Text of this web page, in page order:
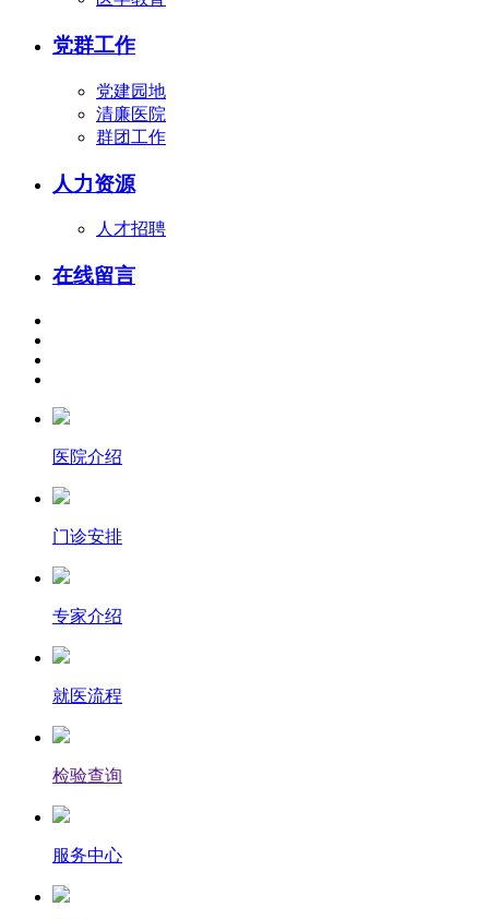
党群工作
党建园地
清廉医院
群团工作
人力资源
人才招聘
在线留言
医院介绍
门诊安排
专家介绍
就医流程
检验查询
服务中心